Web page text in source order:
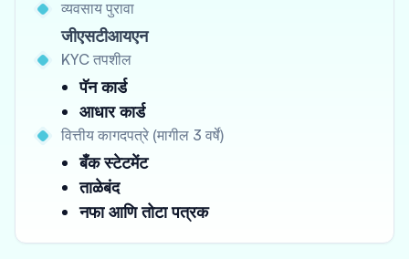
व्यवसाय पुरावा
जीएसटीआयएन
KYC तपशील
पॅन कार्ड
आधार कार्ड
वित्तीय कागदपत्रे (मागील 3 वर्षे)
बँक स्टेटमेंट
ताळेबंद
नफा आणि तोटा पत्रक